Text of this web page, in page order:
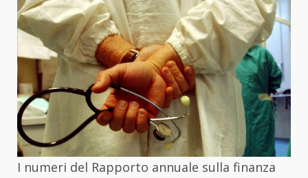
I numeri del Rapporto annuale sulla finanza